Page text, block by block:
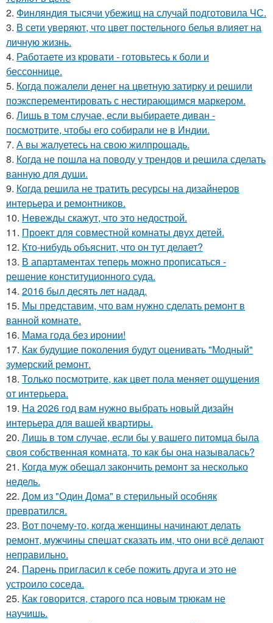
2. Финляндия тысячи убежищ на случай подготовила ЧС.
3. В сети уверяют, что цвет постельного белья влияет на
личную жизнь.
4. Работаете из кровати - готовьтесь к боли и
бессоннице.
5. Когда пожалели денег на цветную затирку и решили
поэксперементировать с нестирающимся маркером.
6. Лишь в том случае, если выбираете диван -
посмотрите, чтобы его собирали не в Индии.
7. А вы жалуетесь на свою жилпрощадь.
8. Когда не пошла на поводу у трендов и решила сделать
ванную для души.
9. Когда решила не тратить ресурсы на дизайнеров
интерьера и ремонтников.
10. Невежды скажут, что это недострой.
11. Проект для совместной комнаты двух детей.
12. Кто-нибудь объяснит, что он тут делает?
13. В апартаментах теперь можно прописаться -
решение конституционного суда.
14. 2016 был десять лет надад.
15. Мы представим, что вам нужно сделать ремонт в
ванной комнате.
16. Мама года без иронии!
17. Как будущие поколения будут оценивать "Модный"
зумерский ремонт.
18. Только посмотрите, как цвет пола меняет ощущения
от интерьера.
19. На 2026 год вам нужно выбрать новый дизайн
интерьера для вашей квартиры.
20. Лишь в том случае, если бы у вашего питомца была
своя собственная комната, то как бы она называлась?
21. Когда муж обещал закончить ремонт за несколько
недель.
22. Дом из "Один Дома" в стерильный особняк
превратился.
23. Вот почему-то, когда женщины начинают делать
ремонт, мужчины спешат сказать им, что они всё делают
неправильно.
24. Парень пригласил к себе пожить друга и это не
устроило соседа.
25. Как говорится, старого пса новым трюкам не
научишь.